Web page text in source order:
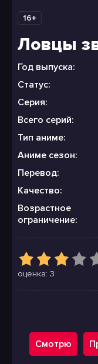
16+
Ловцы
Год выпуска:
Статус:
Серия:
Всего серий:
Тип аниме:
Аниме сезон:
Перевод:
Качество:
Возрастное
ограничение:
оценка: 3
Смотрю